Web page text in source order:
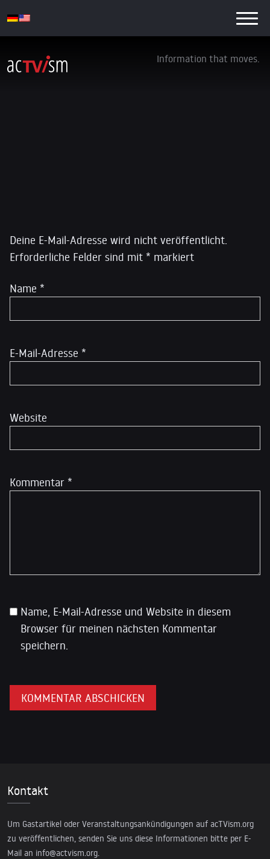
Information that moves.
PMSpeculations
Deine E-Mail-Adresse wird nicht veröffentlicht.
Erforderliche Felder sind mit * markiert
Kommentar *
Name *
E-Mail-Adresse *
Website
Name, E-Mail-Adresse und Website in diesem
Browser für meinen nächsten Kommentar
speichern.
Kontakt
Um Gastartikel oder Veranstaltungsankündigungen auf acTVism.org
zu veröffentlichen, senden Sie uns diese Informationen bitte per E-
Mail an info@actvism.org.